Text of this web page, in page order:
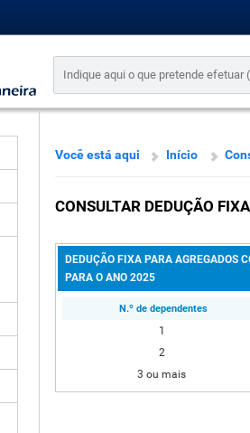
Você está aqui Início
CONSULTAR DEDUÇÃO
DEDUÇÃO FIXA PARA AGREGADOS
PARA O ANO 2025
N.º de dependentes
1
2
3 ou mais